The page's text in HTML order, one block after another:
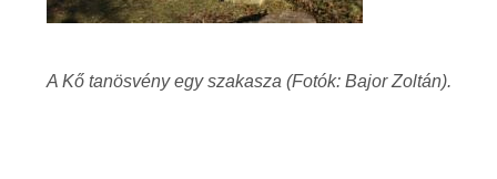
A Kő tanösvény egy szakasza (Fotók: Bajor Zoltán).